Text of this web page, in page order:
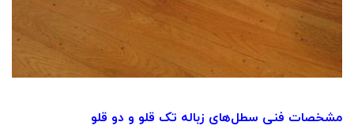
مشخصات فنی سطل‌های زباله تک قلو و دو قلو